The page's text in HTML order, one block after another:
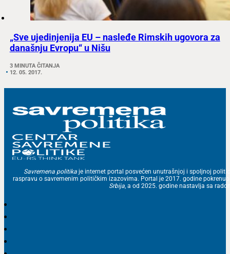
„Sve ujedinjenija EU – nasleđe Rimskih ugovora za
današnju Evropu“ u Nišu
3 MINUTA ČITANJA
12. 05. 2017.
Savremena politika je internet portal posvećen unutrašnjoj i spoljnoj
raspravu o savremenim političkim izazovima. Portal je 2017. godine
Srbija, a od 2025. godine nastavlja sa